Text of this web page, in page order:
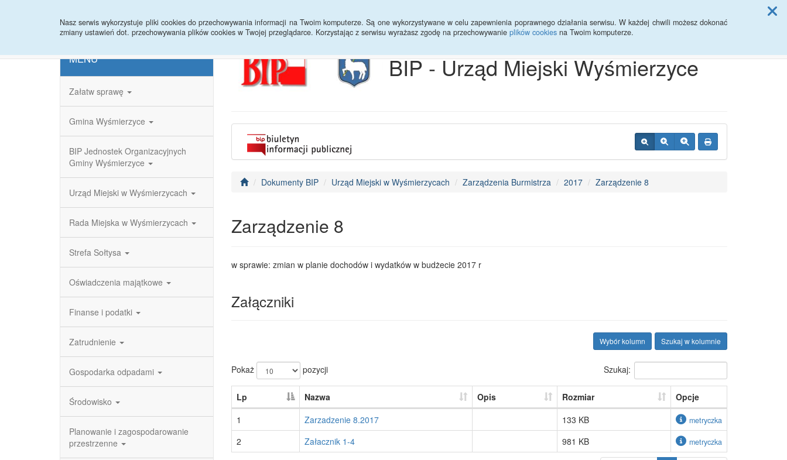
Nasz serwis wykorzystuje pliki cookies do przechowywania informacji na Twoim komputerze. Są one wykorzystywane w celu zapewnienia poprawnego działania serwisu. W każdej chwili możesz dokonać
zmiany ustawień dot. przechowywania plików cookies w Twojej przeglądarce. Korzystając z serwisu wyrażasz zgodę na przechowywanie plików cookies na Twoim komputerze.
Przycisk wyszukaj duży
MENU
Załatw sprawę
Gmina Wyśmierzyce
BIP Jednostek Organizacyjnych
Gminy Wyśmierzyce
Urząd Miejski w Wyśmierzycach
Rada Miejska w Wyśmierzycach
Strefa Sołtysa
Oświadczenia majątkowe
Finanse i podatki
Zatrudnienie
Gospodarka odpadami
Środowisko
Planowanie i zagospodarowanie
przestrzenne
BIP - Urząd Miejski Wyśmierzyce
Dokumenty BIP Urząd Miejski w Wyśmierzycach Zarządzenia Burmistrza 2017 Zarządzenie 8
Zarządzenie 8
w sprawie: zmian w planie dochodów i wydatków w budżecie 2017 r
Załączniki
Szukaj w kolumnie
Wybór kolumn
Pokaż pozycji Szukaj:
Lp Nazwa Opis Rozmiar
Opcje
1
Zarzadzenie 8.2017 133 KB metryczka
2 Załacznik 1-4 981 KB metryczka